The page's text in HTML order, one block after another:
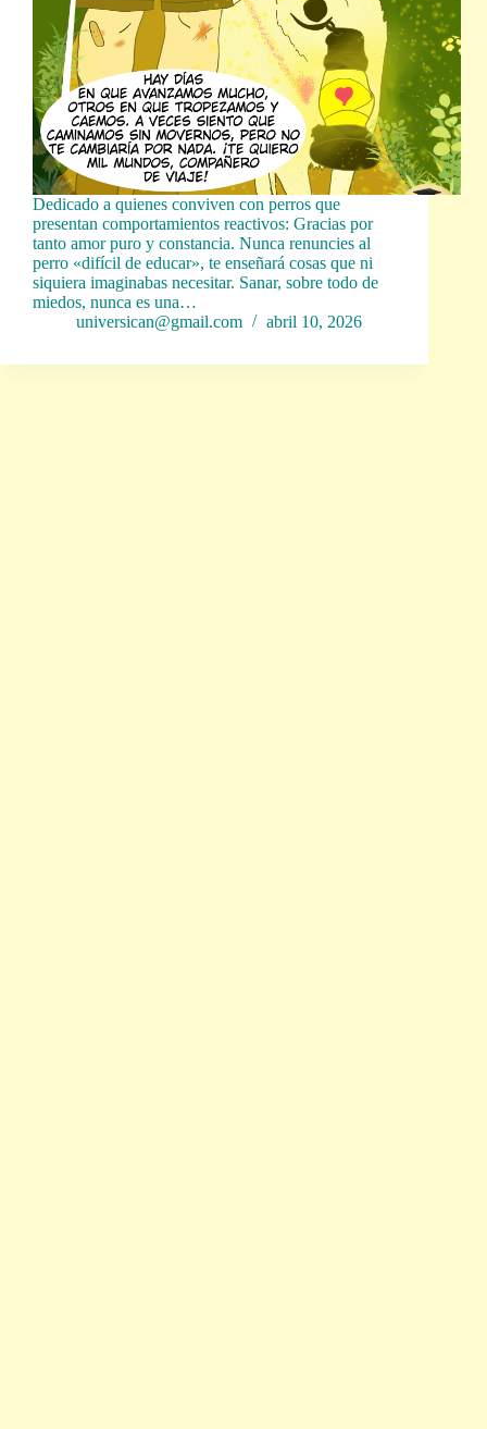
Dedicado a quienes conviven con perros que
presentan comportamientos reactivos: Gracias por
tanto amor puro y constancia. Nunca renuncies al
perro «difícil de educar», te enseñará cosas que ni
siquiera imaginabas necesitar. Sanar, sobre todo de
miedos, nunca es una…
universican@gmail.com
abril 10, 2026